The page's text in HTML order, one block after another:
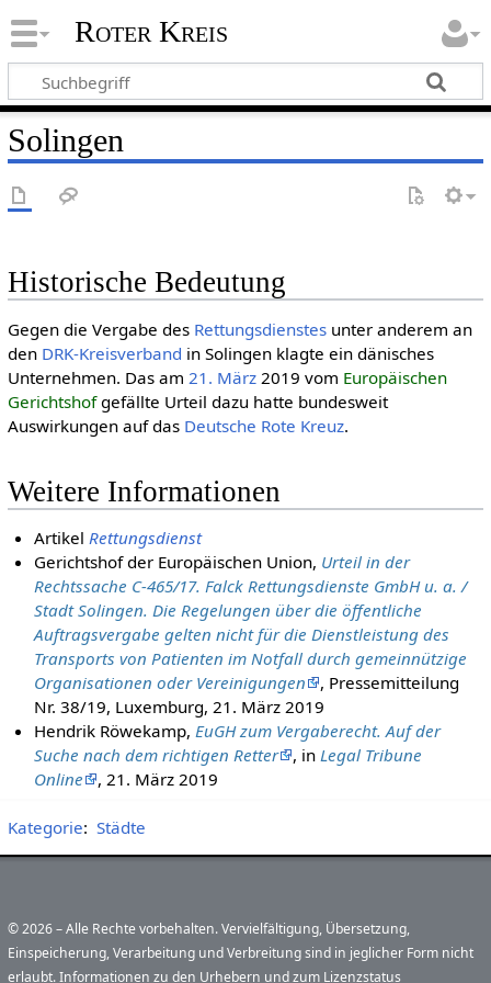
Roter Kreis
Solingen
Historische Bedeutung
Gegen die Vergabe des Rettungsdienstesunter anderem an
den DRK-Kreisverband in Solingen klagte ein dänisches
Unternehmen. Das am 21. März2019 vom Europäischen
Gerichtshofgefällte Urteil dazu hatte bundesweit
Auswirkungen auf das Deut­sche Rote Kreuz.
Weitere Informationen
ArtikelRettungsdienst
Gerichtshof der Europäischen Union, Urteil in der
Rechtssache C-465/17. Falck Rettungsdienste GmbH u. a. /
Stadt Solingen. Die Regelungen über die öffentliche
Auftragsvergabe gelten nicht für die Dienstleistung des
Transports von Patienten im Notfall durch gemeinnützige
Organisationen oder Vereinigungen
, Pressemitteilung
Nr. 38/19, Luxemburg, 21. März 2019
Hendrik Röwekamp,EuGH zum Vergaberecht. Auf der
Suche nach dem rich­tigen Retter
, inLegal Tribune
Online
, 21. März 2019
Kategorie: Städte
© 2026 – Alle Rechte vorbehalten. Vervielfältigung, Übersetzung,
Einspeicherung, Verarbeitung und Verbreitung sind in jeglicher Form nicht
erlaubt. Informationen zu den Urhebern und zum Lizenzstatus